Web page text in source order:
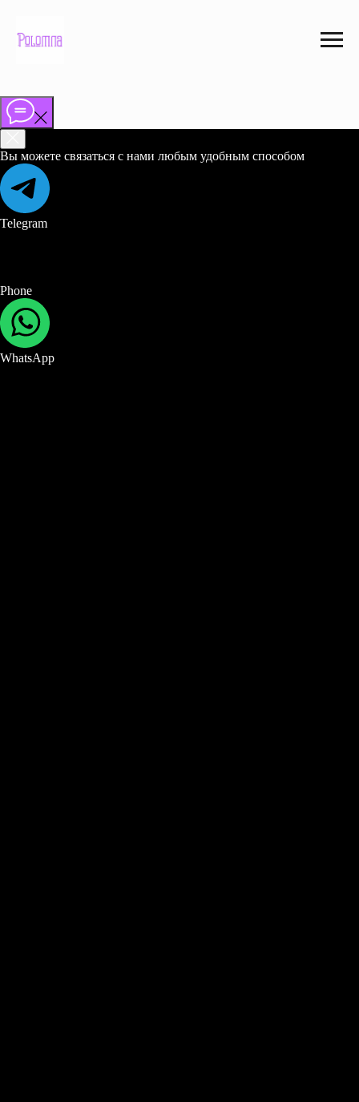
Вы можете связаться с нами любым удобным способом
Telegram
Phone
WhatsApp